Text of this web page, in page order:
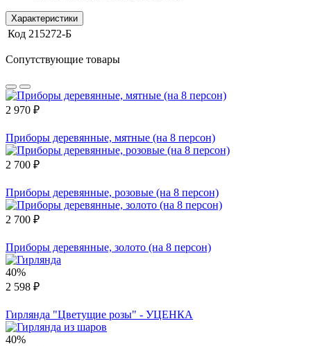
Характеристики
Код 215272-Б
Сопутствующие товары
2 970 ₽
Приборы деревянные, мятные (на 8 персон)
2 700 ₽
Приборы деревянные, розовые (на 8 персон)
2 700 ₽
Приборы деревянные, золото (на 8 персон)
40%
2 598 ₽
Гирлянда "Цветущие розы" - УЦЕНКА
40%